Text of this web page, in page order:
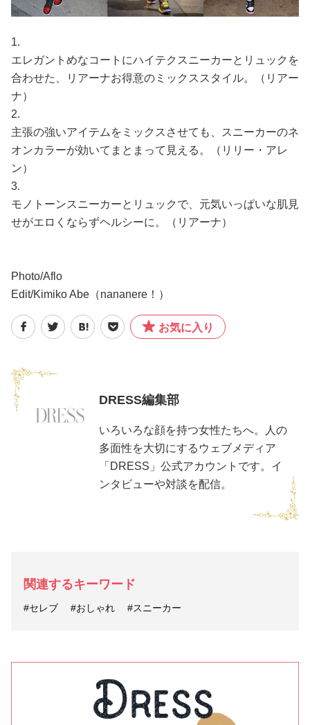
1.
エレガントめなコートにハイテクスニーカーとリュックを
合わせた、リアーナお得意のミックススタイル。（リアー
ナ）
2.
主張の強いアイテムをミックスさせても、スニーカーのネ
オンカラーが効いてまとまって見える。（リリー・アレ
ン）
3.
モノトーンスニーカーとリュックで、元気いっぱいな肌見
せがエロくならずヘルシーに。（リアーナ）
Photo/Aflo
Edit/Kimiko Abe（nananere！）
お気に入り
DRESS編集部
いろいろな顔を持つ女性たちへ。人の
多面性を大切にするウェブメディア
「DRESS」公式アカウントです。イ
ンタビューや対談を配信。
関連するキーワード
#セレブ #おしゃれ #スニーカー